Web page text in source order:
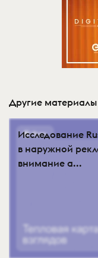
Другие материалы
Исследование
в наружной
внимание а...